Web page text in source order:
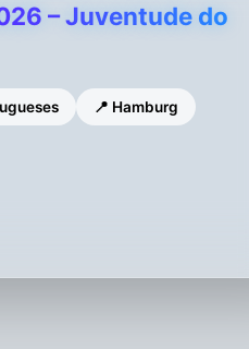
– Juventude do
📍 Hamburg